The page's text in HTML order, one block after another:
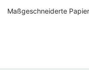
Maßgeschneiderte